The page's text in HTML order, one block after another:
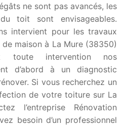
ne sont pas avancés, les
toit sont envisageables.
intervient pour les travaux
maison à La Mure (38350)
toute intervention nos
d’abord à un diagnostic
Si vous recherchez un
de votre toiture sur La
l’entreprise Rénovation
besoin d’un professionnel